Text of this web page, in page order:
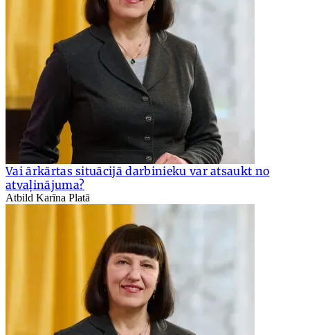
Vai ārkārtas situācijā darbinieku var atsaukt no
atvaļinājuma?
Atbild Karīna Platā